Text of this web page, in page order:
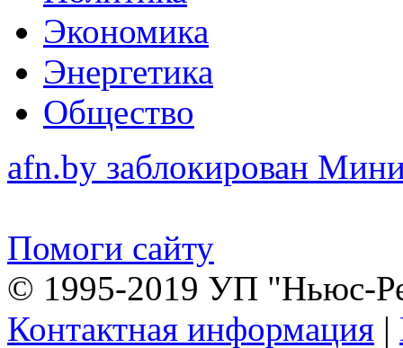
Экономика
Энергетика
Общество
afn.by заблокирован
Помоги сайту
© 1995-2019 УП "Ньюс-
Контактная информация |